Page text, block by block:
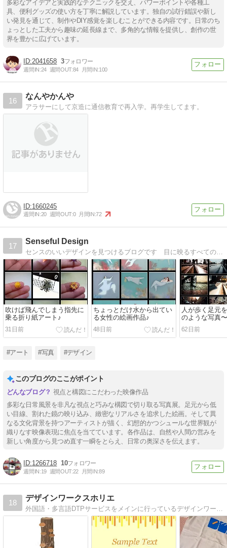
多彩なアイデアと実践的なテクニックを交え、パワーポイントや各種工
具、便利グッズの使い方を丁寧に解説しています。独自の試行錯誤や新し
い発見を通じて、制作やDIY感覚を楽しむことができる内容です。日常のち
ょっとした工夫から趣味の延長線まで、多角的な情報を提供し、創作の世
界を豊かに広げています。
2041658 3
週間IN:24 週間OUT:84 月間IN:100
16
なんやかんや
アラサーにして京造に通信教育で再入学。再学生してます。
1660245
週間IN:20 週間OUT:0 月間IN:72
17
Senseful Design
センスのいいデザインを見つけるブログです 目に映るすべてのものが素敵で楽しく、心躍るような毎日を送りたいあなたに！
吹けば飛んでしまう指先に
乗る折り紙アート♪
31日前
ちょっとだけ水から出てい
る女性の絵画作品♪
48日前
人が歩く足元
のような写真
62日前
#アート #写真 #デザイン
このブログのここがポイント
視点と構図にこだわった映像作品
多彩な日常風景を非凡な視点と巧みな構図で切り取る写真展。足元から低
い目線、割れた鏡の映り込み、緻密なリアルさを追求した絵画。そして異
なる文化背景を持つアーティストが描く、幻想的かつシュールな世界観が
織りなす映像表現に焦点を当てています。各作品は、自然や人間の営みを
新しい角度から見つめ直す一瞬をとらえ、日常の奥深さを伝えます。
1266718 10
週間IN:19 週間OUT:22 月間IN:89
18
デザインワークスホリエ
外国語・多言語DTPサービスをメインに行っているデザインワークスホリエのホームページです。Windows環境で、InDesignやIllustratorによる組版、デザインを行っております。